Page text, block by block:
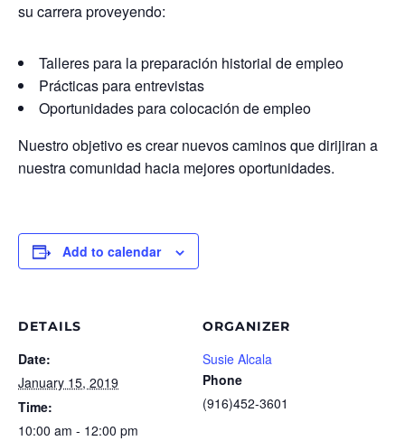
su carrera proveyendo:
Talleres para la preparación historial de empleo
Prácticas para entrevistas
Oportunidades para colocación de empleo
Nuestro objetivo es crear nuevos caminos que dirijiran a
nuestra comunidad hacia mejores oportunidades.
Add to calendar
DETAILS
Date:
January 15, 2019
Time:
10:00 am - 12:00 pm
ORGANIZER
Susie Alcala
Phone
(916)452-3601